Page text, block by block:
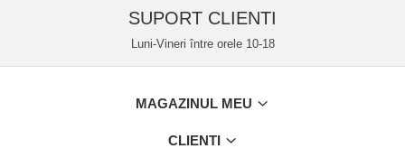
SUPORT CLIENTI
Luni-Vineri între orele 10-18
MAGAZINUL MEU
CLIENTI